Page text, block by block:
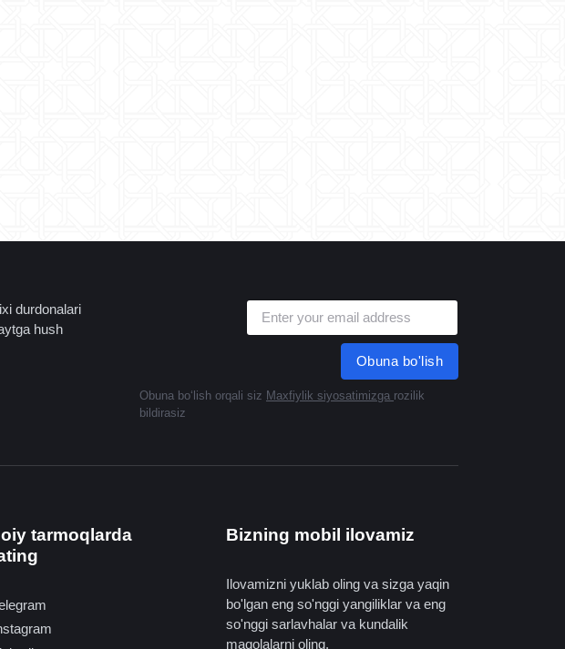
durdonalari
hush
Obuna bo'lish
Obuna boʻlish orqali siz Maxfiylik siyosatimizga rozilik
bildirasiz
tarmoqlarda
Bizning mobil ilovamiz
Ilovamizni yuklab oling va sizga yaqin
bo'lgan eng so'nggi yangiliklar va eng
so'nggi sarlavhalar va kundalik
maqolalarni oling.